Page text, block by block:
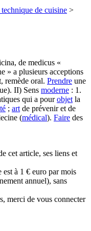
de cuisine >
de medicus «
» a plusieurs acceptions
remède oral. Prendre une
II) Sens moderne : 1.
qui a pourobjet la
; art de prévenir et de
(médical). Faire des
cet article, ses liens et
à 1 € euro par mois
annuel), sans
merci de vous connecter